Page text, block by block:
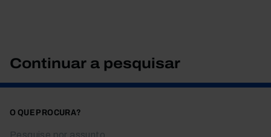
Continuar a pesquisar
O QUE PROCURA?